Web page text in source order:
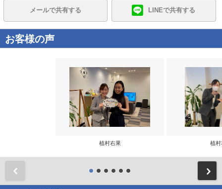
メールで共有する LINEで共有する
お客様の声
植村右果 植村